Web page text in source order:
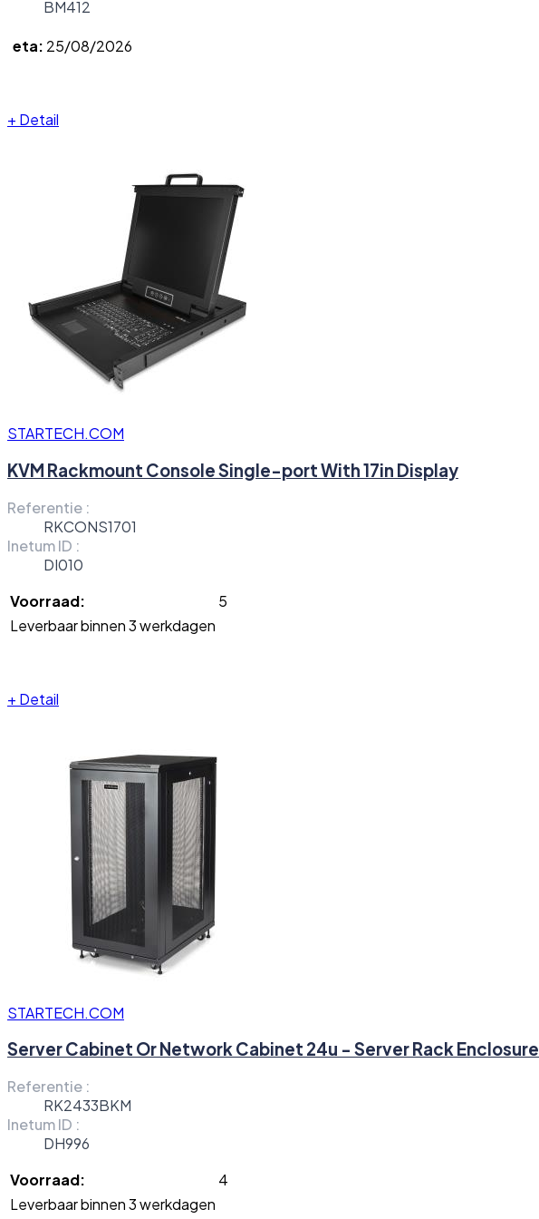
BM412
eta: 25/08/2026
+ Detail
STARTECH.COM
KVM Rackmount Console Single-port With 17in Display
Referentie :
RKCONS1701
Inetum ID :
DI010
Voorraad:
5
Leverbaar binnen 3 werkdagen
+ Detail
STARTECH.COM
Server Cabinet Or Network Cabinet 24u - Server Rack Enclosure
Referentie :
RK2433BKM
Inetum ID :
DH996
Voorraad:
4
Leverbaar binnen 3 werkdagen